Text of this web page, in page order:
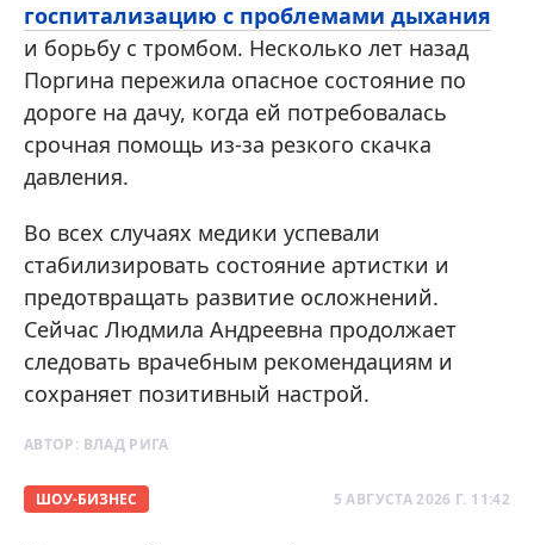
госпитализацию с проблемами дыхания
и борьбу с тромбом. Несколько лет назад
Поргина пережила опасное состояние по
дороге на дачу, когда ей потребовалась
срочная помощь из-за резкого скачка
давления.
Во всех случаях медики успевали
стабилизировать состояние артистки и
предотвращать развитие осложнений.
Сейчас Людмила Андреевна продолжает
следовать врачебным рекомендациям и
сохраняет позитивный настрой.
АВТОР: ВЛАД РИГА
ШОУ-БИЗНЕС 5 АВГУСТА 2026 Г. 11:42